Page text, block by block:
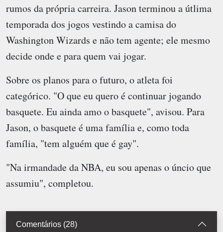
rumos da própria carreira. Jason terminou a útlima
temporada dos jogos vestindo a camisa do
Washington Wizards e não tem agente; ele mesmo
decide onde e para quem vai jogar.
Sobre os planos para o futuro, o atleta foi
categórico. "O que eu quero é continuar jogando
basquete. Eu ainda amo o basquete", avisou. Para
Jason, o basquete é uma família e, como toda
família, "tem alguém que é gay".
"Na irmandade da NBA, eu sou apenas o úncio que
assumiu", completou.
Comentários (28)